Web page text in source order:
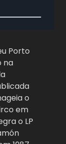
Porto
na
o
em
o LP